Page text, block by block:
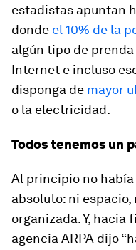
estadistas apuntan
donde el 10% de la
algún tipo de
Internet e incluso
disponga de mayor
o la electricidad.
Todos tenemos un
Al principio no
absoluto: ni
organizada. Y, hacia
agencia ARPA dijo